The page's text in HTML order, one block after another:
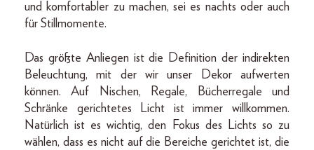
und komfortabler zu machen, sei es nachts oder auch
für Stillmomente.
Das größte Anliegen ist die Definition der indirekten
Beleuchtung, mit der wir unser Dekor aufwerten
können. Auf Nischen, Regale, Bücherregale und
Schränke gerichtetes Licht ist immer willkommen.
Natürlich ist es wichtig, den Fokus des Lichts so zu
wählen, dass es nicht auf die Bereiche gerichtet ist, die